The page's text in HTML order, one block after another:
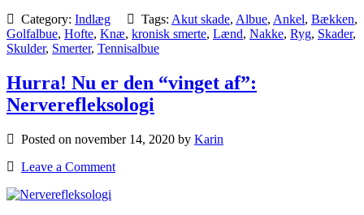
Category: Indlæg Tags: Akut skade, Albue, Ankel, Bækken,
Golfalbue, Hofte, Knæ, kronisk smerte, Lænd, Nakke, Ryg, Skader,
Skulder, Smerter, Tennisalbue
Hurra! Nu er den “vinget af”:
Nerverefleksologi
Posted on november 14, 2020 by Karin
Leave a Comment